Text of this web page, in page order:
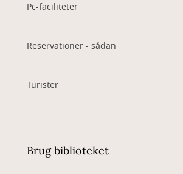
Pc-faciliteter
Reservationer - sådan
Turister
Brug biblioteket